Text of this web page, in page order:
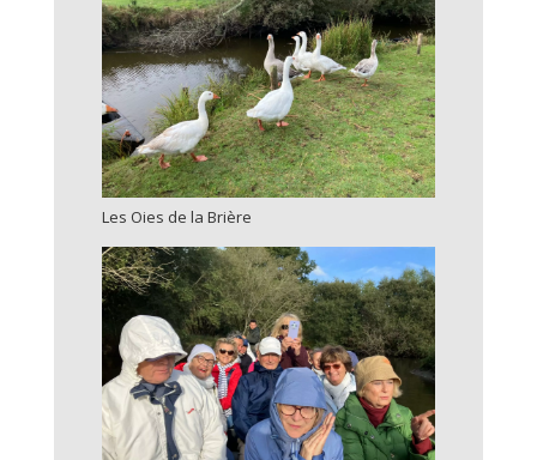
Les Oies de la Brière